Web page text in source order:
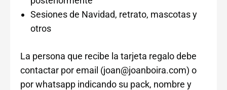
Sesiones de Navidad, retrato, mascotas y
otros
La persona que recibe la tarjeta regalo debe
contactar por email (joan@joanboira.com) o
por whatsapp indicando su pack, nombre y